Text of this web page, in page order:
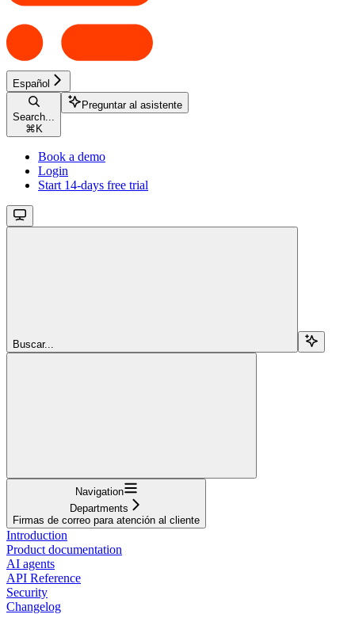
Español
Search...
⌘ K
Preguntar al asistente
Book a demo
Login
Start 14-days free trial
Buscar...
Navigation
Departments
Firmas de correo para atención al cliente
Introduction
Product documentation
AI agents
API Reference
Security
Changelog